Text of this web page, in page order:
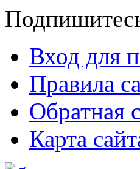
Вход для
Правила
Обратная
Карта